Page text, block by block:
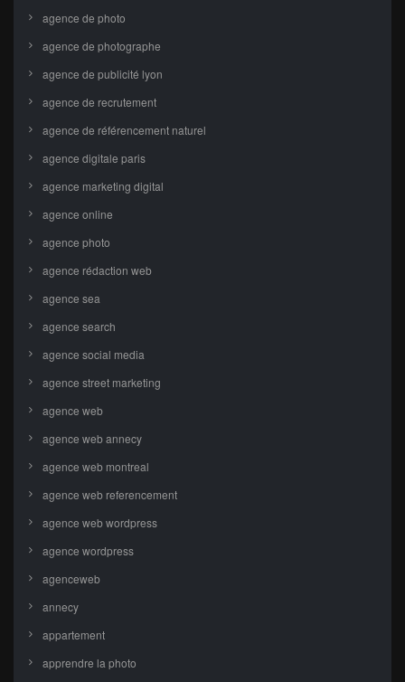
agence de photo
agence de photographe
agence de publicité lyon
agence de recrutement
agence de référencement naturel
agence digitale paris
agence marketing digital
agence online
agence photo
agence rédaction web
agence sea
agence search
agence social media
agence street marketing
agence web
agence web annecy
agence web montreal
agence web referencement
agence web wordpress
agence wordpress
agenceweb
annecy
appartement
apprendre la photo